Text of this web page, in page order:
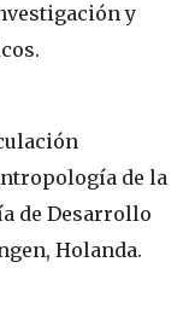
y
de la
de Desarrollo
Holanda.